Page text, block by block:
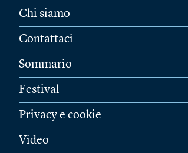
Chi siamo
Contattaci
Sommario
Festival
Privacy e cookie
Video